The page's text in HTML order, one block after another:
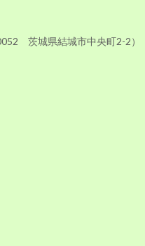
茨城県結城市中央町2-2）